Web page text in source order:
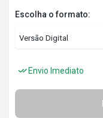
Escolha o formato:
Envio Imediato